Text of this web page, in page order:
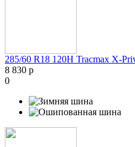
285/60 R18 120H Tracmax X-
8 830 р
0